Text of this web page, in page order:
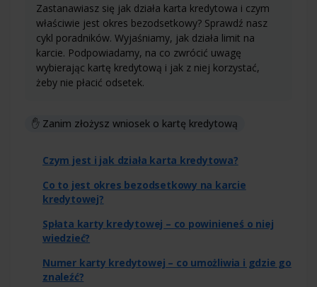
Zastanawiasz się jak działa karta kredytowa i czym
właściwie jest okres bezodsetkowy? Sprawdź nasz
cykl poradników. Wyjaśniamy, jak działa limit na
karcie. Podpowiadamy, na co zwrócić uwagę
wybierając kartę kredytową i jak z niej korzystać,
żeby nie płacić odsetek.
✋ Zanim złożysz wniosek o kartę kredytową
Czym jest i jak działa karta kredytowa?
Co to jest okres bezodsetkowy na karcie
kredytowej?
Spłata karty kredytowej – co powinieneś o niej
wiedzieć?
Numer karty kredytowej – co umożliwia i gdzie go
znaleźć?